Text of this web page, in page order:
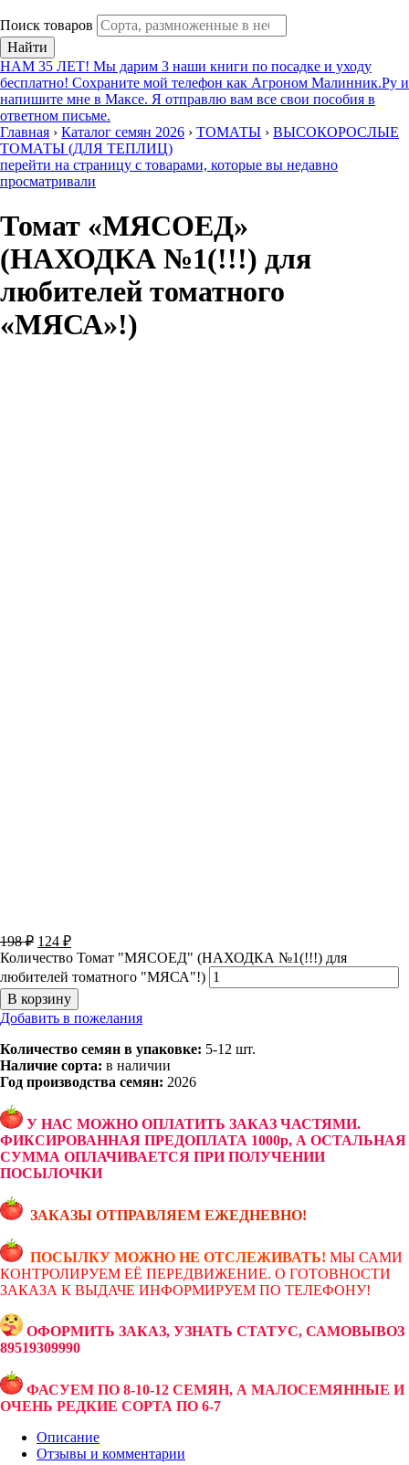
Поиск товаров
Найти
НАМ 35 ЛЕТ! Мы дарим 3 наши книги по посадке и уходу
бесплатно! Сохраните мой телефон как Агроном Малинник.Ру и
напишите мне в Максе. Я отправлю вам все свои пособия в
ответном письме.
Главная › Каталог семян 2026 › ТОМАТЫ › ВЫСОКОРОСЛЫЕ
ТОМАТЫ (ДЛЯ ТЕПЛИЦ)
перейти на страницу с товарами, которые вы недавно
просматривали
Томат «МЯСОЕД»
(НАХОДКА №1(!!!) для
любителей томатного
«МЯСА»!)
198₽ 124 ₽
Количество Томат "МЯСОЕД" (НАХОДКА №1(!!!) для
любителей томатного "МЯСА"!)
В корзину
Добавить в пожелания
Количество семян в упаковке: 5-12 шт.
Наличие сорта: в наличии
Год производства семян: 2026
У НАС МОЖНО ОПЛАТИТЬ ЗАКАЗ ЧАСТЯМИ.
ФИКСИРОВАННАЯ ПРЕДОПЛАТА 1000р, А ОСТАЛЬНАЯ
СУММА ОПЛАЧИВАЕТСЯ ПРИ ПОЛУЧЕНИИ
ПОСЫЛОЧКИ
ЗАКАЗЫ ОТПРАВЛЯЕМ ЕЖЕДНЕВНО!
ПОСЫЛКУ МОЖНО НЕ ОТСЛЕЖИВАТЬ! МЫ САМИ
КОНТРОЛИРУЕМ ЕЁ ПЕРЕДВИЖЕНИЕ. О ГОТОВНОСТИ
ЗАКАЗА К ВЫДАЧЕ ИНФОРМИРУЕМ ПО ТЕЛЕФОНУ!
ОФОРМИТЬ ЗАКАЗ, УЗНАТЬ СТАТУС, САМОВЫВОЗ
89519309990
ФАСУЕМ ПО 8-10-12 СЕМЯН, А МАЛОСЕМЯННЫЕ И
ОЧЕНЬ РЕДКИЕ СОРТА ПО 6-7
Описание
Отзывы и комментарии